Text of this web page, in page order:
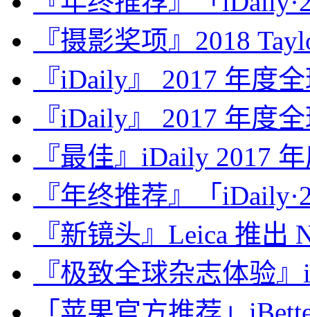
『摄影奖项』2018
『iDaily』 2017 年度
『iDaily』 2017 年度
『最佳』iDaily 2017
『年终推荐』「
『新镜头』Leica 推出
『极致全球杂志体验